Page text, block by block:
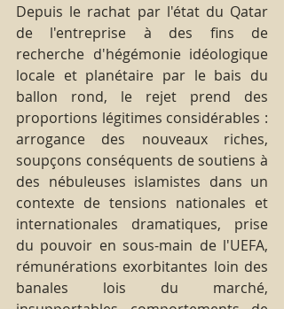
Depuis le rachat par l'état du Qatar
de l'entreprise à des fins de
recherche d'hégémonie idéologique
locale et planétaire par le bais du
ballon rond, le rejet prend des
proportions légitimes considérables :
arrogance des nouveaux riches,
soupçons conséquents de soutiens à
des nébuleuses islamistes dans un
contexte de tensions nationales et
internationales dramatiques, prise
du pouvoir en sous-main de l'UEFA,
rémunérations exorbitantes loin des
banales lois du marché,